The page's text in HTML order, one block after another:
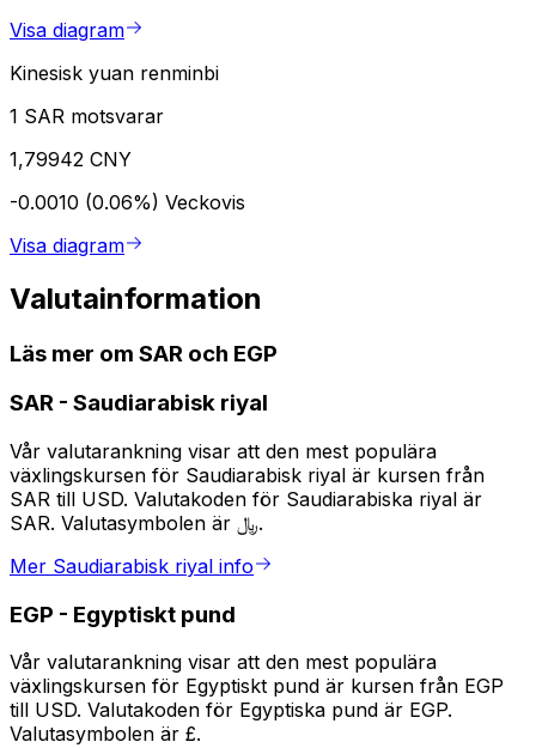
Visa diagram
Kinesisk yuan renminbi
1 SAR motsvarar
1,79942 CNY
-0.0010 (0.06%) Veckovis
Visa diagram
Valutainformation
Läs mer om SAR och EGP
SAR - Saudiarabisk riyal
Vår valutarankning visar att den mest populära
växlingskursen för Saudiarabisk riyal är kursen från
SAR till USD. Valutakoden för Saudiarabiska riyal är
SAR. Valutasymbolen är ﷼.
Mer Saudiarabisk riyal info
EGP - Egyptiskt pund
Vår valutarankning visar att den mest populära
växlingskursen för Egyptiskt pund är kursen från EGP
till USD. Valutakoden för Egyptiska pund är EGP.
Valutasymbolen är £.